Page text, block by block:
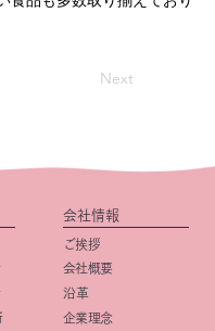
Next
会社情報
ご挨拶
会社概要
​沿革
企業理念